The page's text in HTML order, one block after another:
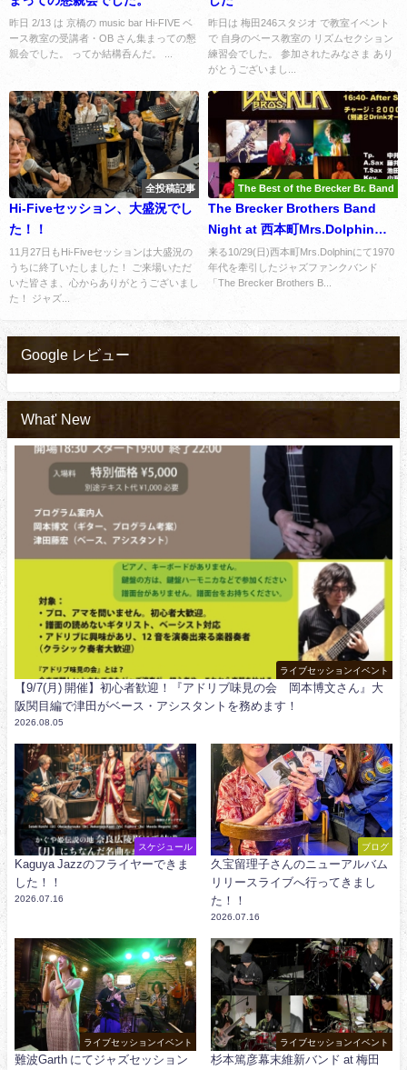
昨日 2/13 は 京橋の music bar Hi-FIVE ベ
ース教室の受講者・OB さん集まっての懇
親会でした。 ってか結構呑んだ。 ...
昨日は 梅田246スタジオ で教室イベント
で 自身のベース教室の リズムセクション
練習会でした。 参加されたみなさま あり
がとうございまし...
全投稿記事
Hi-Fiveセッション、大盛況でし
た！！
​11月27日もHi-Fiveセッションは大盛況の
うちに終了いたしました！ ご来場いただ
いた皆さま、心からありがとうございまし
た！ ​ジャズ...
The Best of the Brecker Br. Band
The Brecker Brothers Band
Night at 西本町Mrs.Dolphinの
お知らせ（10/29）
来る10/29(日)西本町Mrs.Dolphinにて1970
年代を牽引したジャズファンクバンド
「The Brecker Brothers B...
Google レビュー
What' New
ライブセッションイベント
【9/7(月) 開催】初心者歓迎！『アドリブ味見の会 岡本博文さん』大
阪関目編で津田がベース・アシスタントを務めます！
2026.08.05
スケジュール
Kaguya Jazzのフライヤーできま
した！！
2026.07.16
ブログ
久宝留理子さんのニューアルバム
リリースライブへ行ってきまし
た！！
2026.07.16
ライブセッションイベント
難波Garth にてジャズセッション
ライブセッションイベント
杉本篤彦幕末維新バンド at 梅田